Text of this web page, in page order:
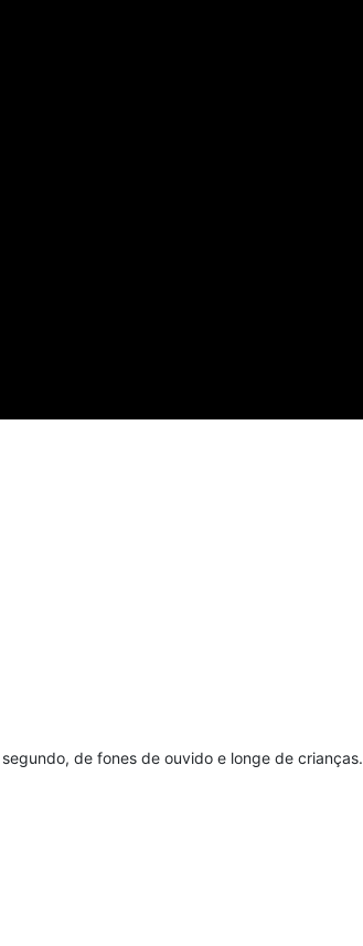
de fones de ouvido e longe de crianças.